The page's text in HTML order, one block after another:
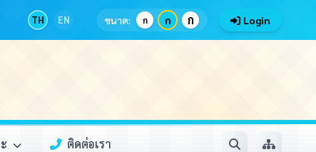
TH EN ขนาด: ก ก ก Login
ติดต่อเรา